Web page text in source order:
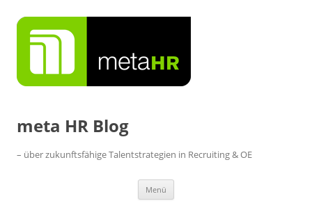
Inhalt
springen
meta HR Blog
– über zukunftsfähige Talentstrategien in Recruiting & OE
Menü